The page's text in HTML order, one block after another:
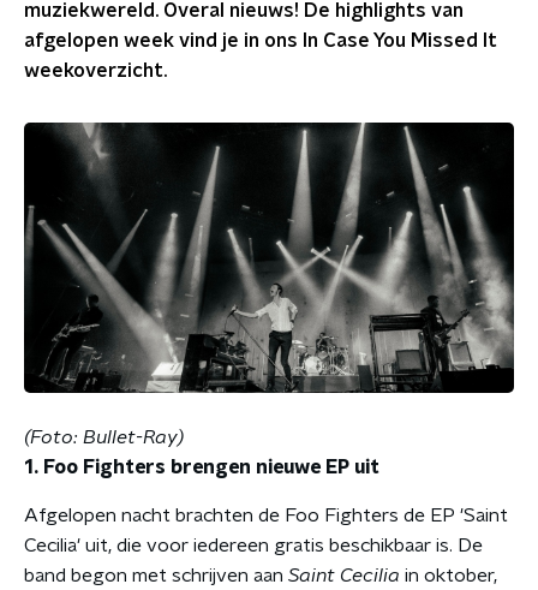
muziekwereld. Overal nieuws! De highlights van
afgelopen week vind je in ons In Case You Missed It
weekoverzicht.
(Foto: Bullet-Ray)
1. Foo Fighters brengen nieuwe EP uit
Afgelopen nacht brachten de Foo Fighters de EP 'Saint
Cecilia' uit, die voor iedereen gratis beschikbaar is. De
band begon met schrijven aan Saint Cecilia in oktober,